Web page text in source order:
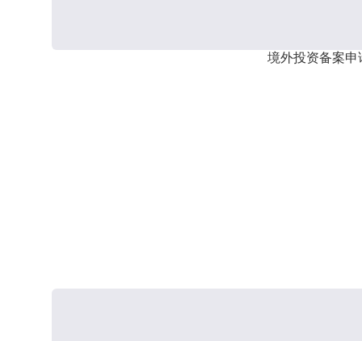
境外投资备案申